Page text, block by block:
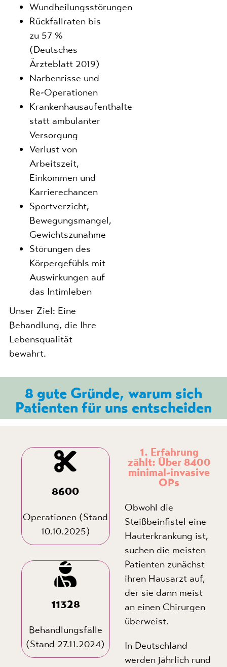
Wundheilungsstörungen
Rückfallraten bis
zu 57 %
(Deutsches
Ärzteblatt 2019)
Narbenrisse und
Re-Operationen
Krankenhausaufenthalte
statt ambulanter
Versorgung
Verlust von
Arbeitszeit,
Einkommen und
Karrierechancen
Sportverzicht,
Bewegungsmangel,
Gewichtszunahme
Störungen des
Körpergefühls mit
Auswirkungen auf
das Intimleben
Unser Ziel: Eine
Behandlung, die Ihre
Lebensqualität
bewahrt.
8 gute Gründe, warum sich
Patienten für uns entscheiden
8600
Operationen (Stand
10.10.2025)
11328
Behandlungsfälle
(Stand 27.11.2024)
1. Erfahrung
zählt: Über 8400
minimal-invasive
OPs
Obwohl die
Steißbeinfistel eine
Hauterkrankung ist,
suchen die meisten
Patienten zunächst
ihren Hausarzt auf,
der sie dann meist
an einen Chirurgen
überweist.
In Deutschland
werden jährlich rund